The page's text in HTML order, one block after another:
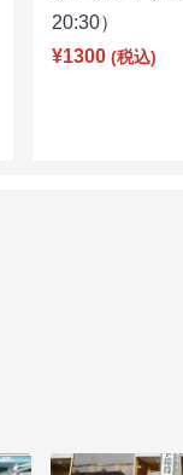
20:30）
¥1300 (税込)